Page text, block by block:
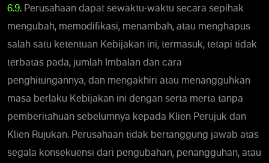
6.9. Perusahaan dapat sewaktu-waktu secara sepihak
mengubah, memodifikasi, menambah, atau menghapus
salah satu ketentuan Kebijakan ini, termasuk, tetapi tidak
terbatas pada, jumlah Imbalan dan cara
penghitungannya, dan mengakhiri atau menangguhkan
masa berlaku Kebijakan ini dengan serta merta tanpa
pemberitahuan sebelumnya kepada Klien Perujuk dan
Klien Rujukan. Perusahaan tidak bertanggung jawab atas
segala konsekuensi dari pengubahan, penangguhan, atau